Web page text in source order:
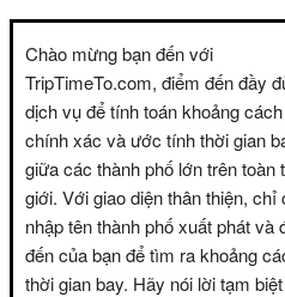
Chào mừng bạn đến với
TripTimeTo.com, điểm đến đầy
dịch vụ để tính toán khoảng cách
chính xác và ước tính thời gian
giữa các thành phố lớn trên toàn
giới. Với giao diện thân thiện, chỉ
nhập tên thành phố xuất phát và
đến của bạn để tìm ra khoảng
thời gian bay. Hãy nói lời tạm